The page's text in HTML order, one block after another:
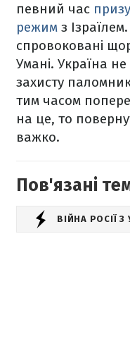
певний час
режим з
спровоковані
Умані. Україна
захисту
тим часом
на це, то
важко.
Пов'язані
ВІЙНА РОСІЇ